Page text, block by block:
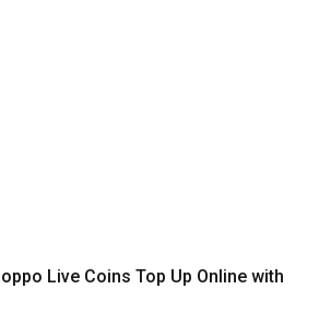
Live Coins Top Up Online with